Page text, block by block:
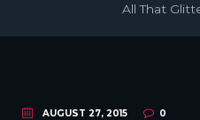
All That
AUGUST 27, 2015 0